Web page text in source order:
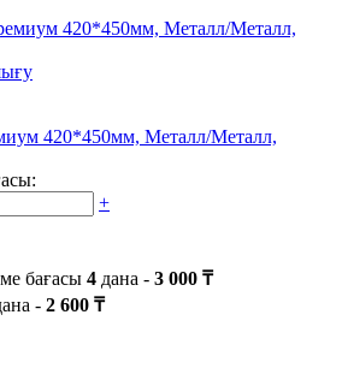
420*450мм, Металл/Металл,
+
бағасы 4 дана - 3 000 ₸
- 2 600 ₸